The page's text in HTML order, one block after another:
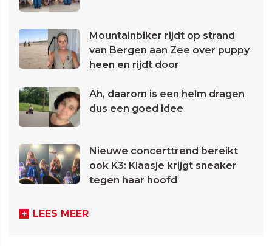
Mountainbiker rijdt op strand
van Bergen aan Zee over puppy
heen en rijdt door
Ah, daarom is een helm dragen
dus een goed idee
Nieuwe concerttrend bereikt
ook K3: Klaasje krijgt sneaker
tegen haar hoofd
LEES MEER